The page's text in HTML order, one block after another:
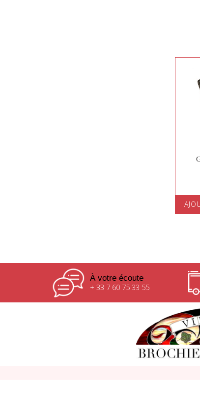
À votre écoute
+ 33 7 60 75 33 55